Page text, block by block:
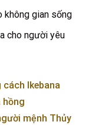
không gian sống
cho người yêu
Ikebana
hồng
mệnh Thủy